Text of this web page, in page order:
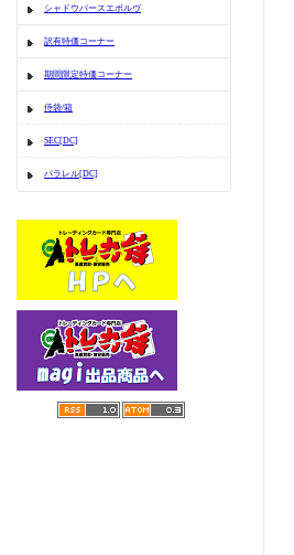
シャドウバースエボルヴ
訳有特価コーナー
期間限定特価コーナー
侍袋/箱
SEC[DC]
パラレル[DC]